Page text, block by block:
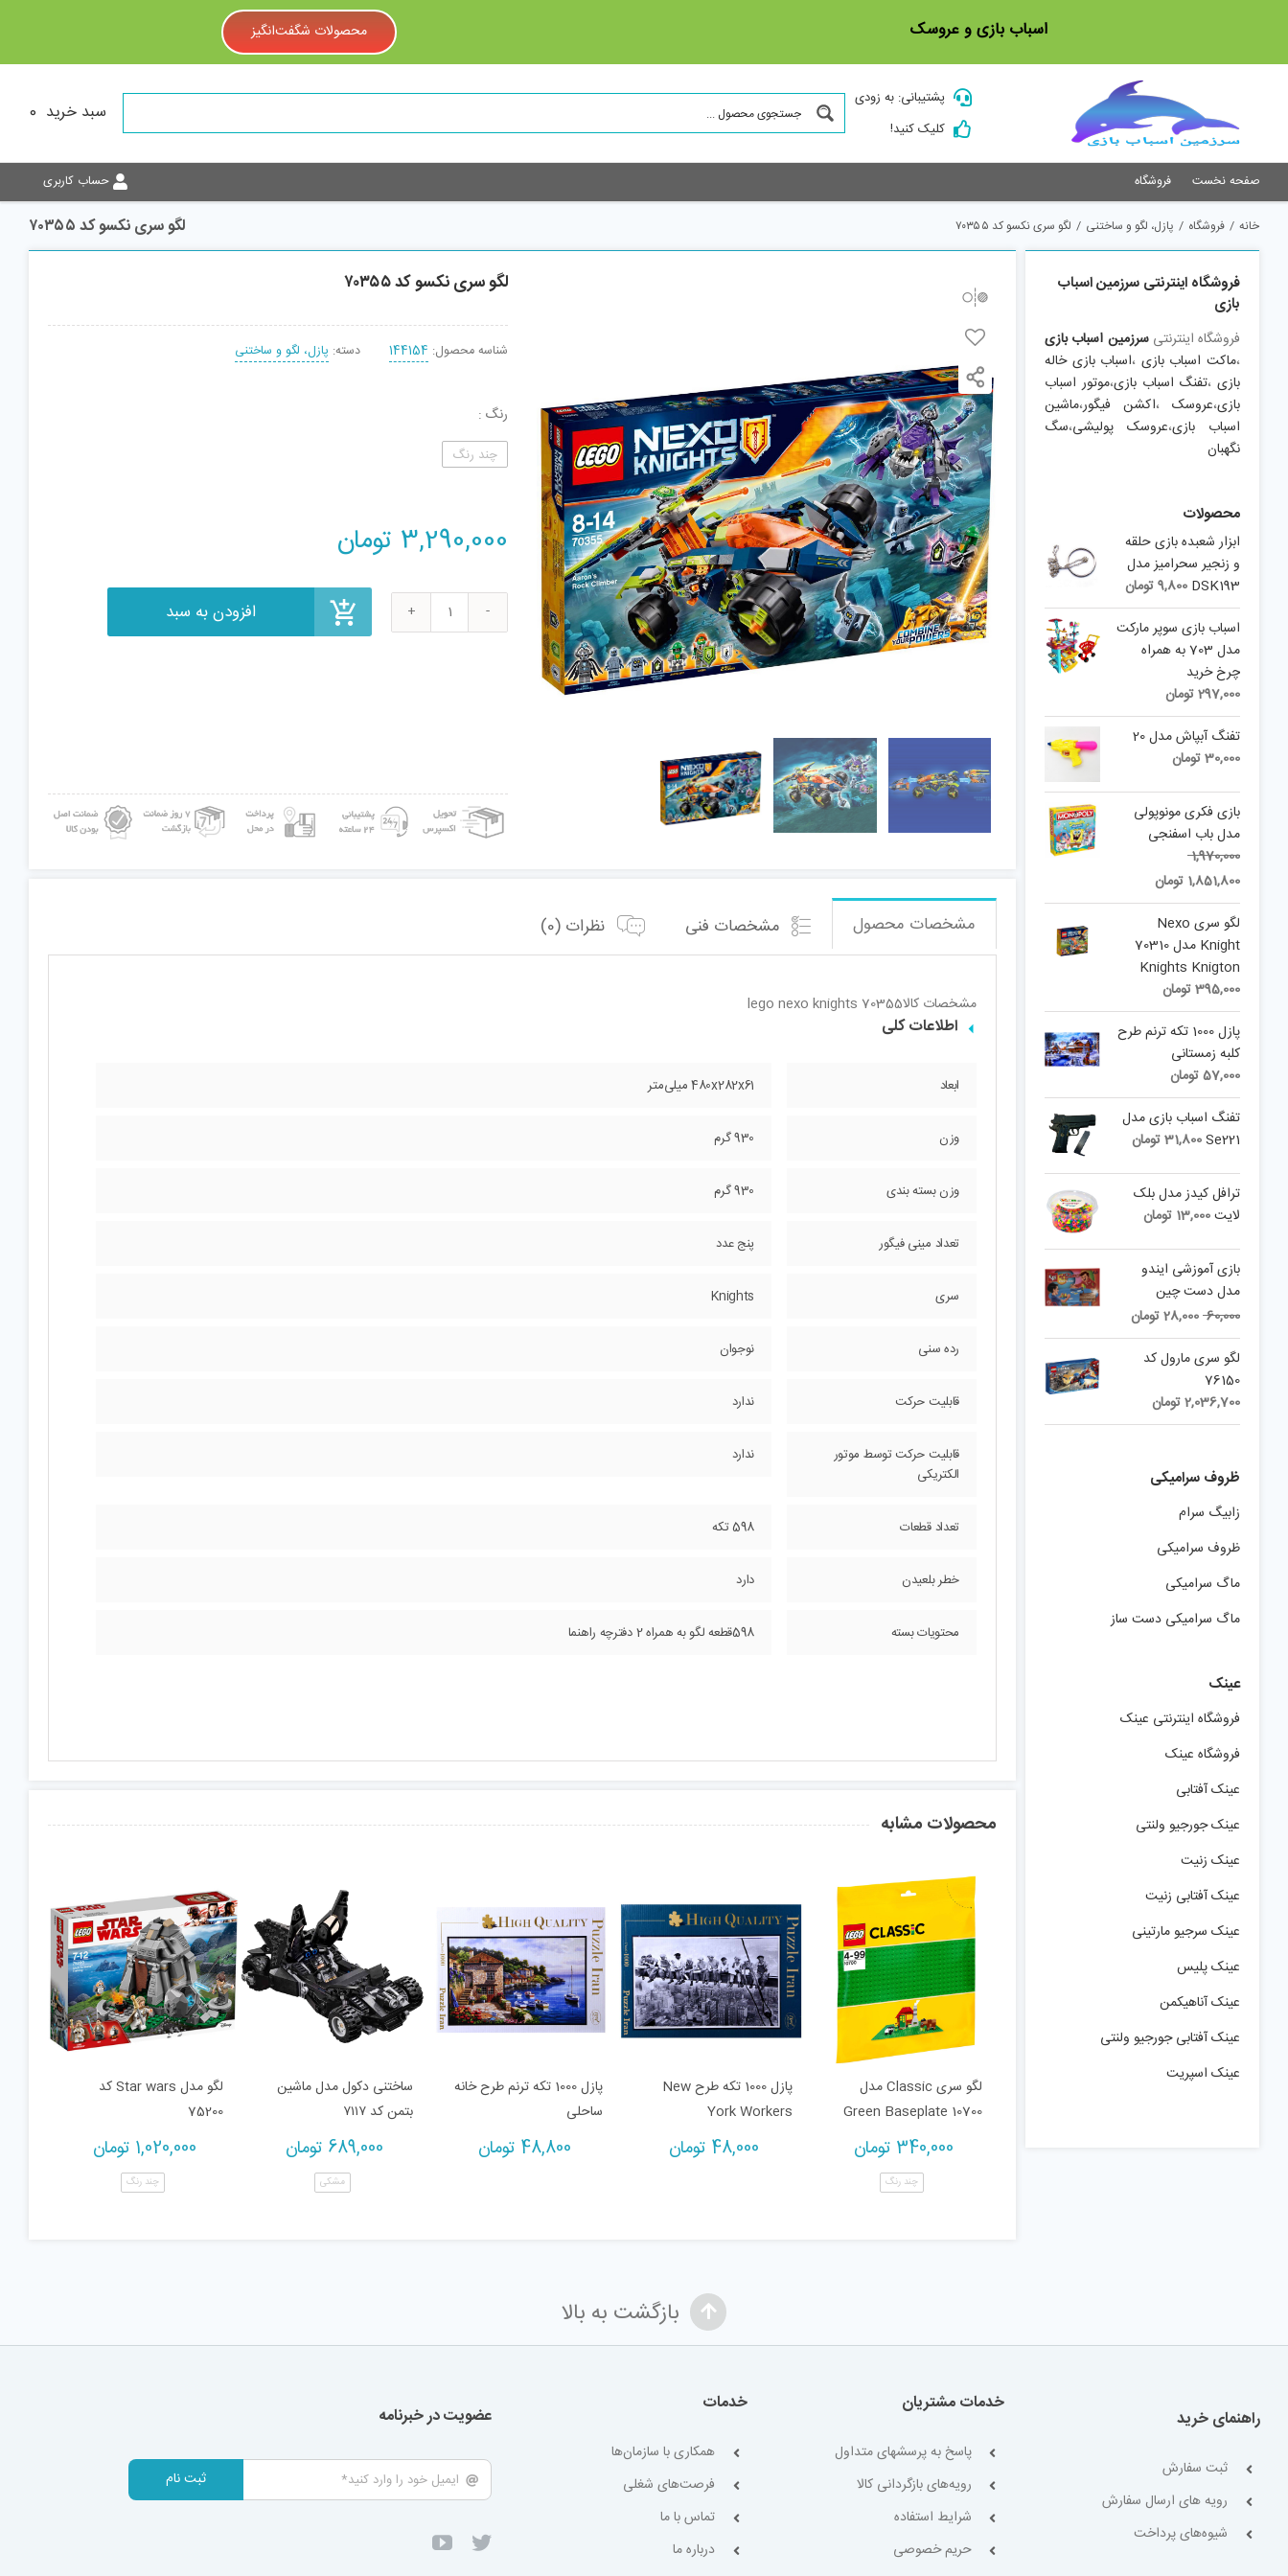
اسباب بازی و عروسک محصولات شگفت‌انگیز
پشتیبانی: به زودی
کلیک کنید!
سبد خرید 0
صفحه نخست فروشگاه حساب کاربری
لگو سری نکسو کد ۷۰۳۵۵ خانه / فروشگاه / پازل، لگو و ساختنی / لگو سری نکسو کد ۷۰۳۵۵
لگو سری نکسو کد ۷۰۳۵۵
شناسه محصول: 144154 دسته: پازل، لگو و ساختنی
رنگ
چند رنگ
3,290,000 تومان
لگو
مشخصات محصول مشخصات فنی نظرات (0)
مشخصات کالاlego nexo knights 70355
اطلاعات کلی
ابعاد 480x282x61 میلی‌متر
وزن 930 گرم
وزن بسته بندی 930 گرم
تعداد مینی فیگور پنج عدد
سری Knights
رده سنی نوجوان
قابلیت حرکت ندارد
قابلیت حرکت توسط موتور
الکتریکی
ندارد
تعداد قطعات 598 تکه
خطر بلعیدن دارد
محتویات بسته 598قطعه لگو به همراه 2 دفترچه راهنما
محصولات مشابه
لگو سری Classic مدل
Green Baseplate 10700
340,000 تومان
چند رنگ
پازل 1000 تکه طرح New
York Workers
48,000 تومان
پازل 1000 تکه ترنم طرح خانه
ساحلی
48,800 تومان
ساختنی دکول مدل ماشین
بتمن کد ۷۱۱۷
689,000 تومان
مشکی
لگو مدل Star wars کد
75200
1,020,000 تومان
چند رنگ
فروشگاه اینترنتی سرزمین اسباب
بازی
فروشگاه اینترنتیسرزمین اسباب بازی
،ماکت اسباب بازی ،اسباب بازی خاله
بازی،تفنگ اسباب بازی،موتور اسباب
بازی،عروسک،اکشن فیگور،ماشین
اسباب بازی،عروسک پولیشی،سگ
نگهبان
محصولات
ابزار شعبده بازی حلقه
و زنجیر سحرامیز مدل
DSK193
9,800تومان
اسباب بازی سوپر مارکت
مدل 703 به همراه
چرخ خرید
297,000تومان
تفنگ آبپاش مدل 20
30,000تومان
بازی فکری مونوپولی
مدل باب اسفنجی
1,970,000
Original
price
was:
1,970,000 تومان.
1,851,800 تومان
price
1,851,800 تومان.
لگو سری Nexo
Knight مدل 70310
Knights Knigton
395,000تومان
پازل 1000 تکه ترنم طرح
کلبه زمستانی
57,000تومان
تفنگ اسباب بازی مدل
Se221
31,800تومان
ترافل کیدز مدل بلک
لایت13,000 تومان
بازی آموزشی ایندو
مدل دست چین
60,000
Original
price
was:
28,000تومان Current
price
28,000 تومان.
لگو سری مارول کد
76150
2,036,700تومان
ظروف سرامیکی
زابیگ سرام
ظروف سرامیکی
ماگ سرامیکی
ماگ سرامیکی دست ساز
عینک
فروشگاه اینترنتی عینک
فروشگاه عینک
عینک آفتابی
عینک جورجیو ولنتی
عینک زنیت
عینک آفتابی زنیت
عینک سرجیو مارتینی
عینک پلیس
عینک آناهیکمن
عینک آفتابی جورجیو ولنتی
عینک اسپریت
بازگشت به بالا
راهنمای خرید
ثبت سفارش
رویه های ارسال سفارش
شیوه‌های پرداخت
خدمات مشتریان
پاسخ به پرسشهای متداول
رویه‌های بازگردانی کالا
شرایط استفاده
حریم خصوصی
خدمات
همکاری با سازمان‌ها
فرصت‌های شغلی
تماس با ما
درباره ما
عضویت در خبرنامه
ثبت نام